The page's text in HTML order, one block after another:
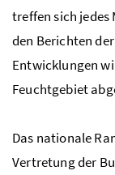
treffen sich jedes
den Berichten
Entwicklungen
Feuchtgebiet
Das nationale
Vertretung der